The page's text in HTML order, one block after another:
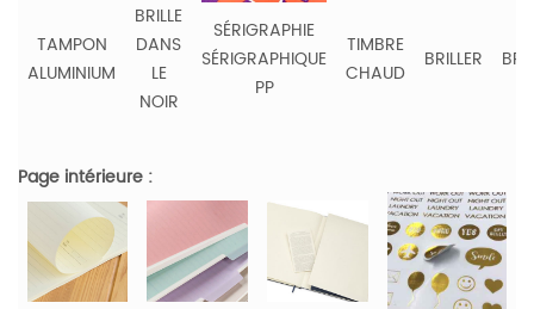
TAMPON
ALUMINIUM
BRILLE
DANS
LE
NOIR
SÉRIGRAPHIE
SÉRIGRAPHIQUE
PP
TIMBRE
CHAUD
BRILLER
Page intérieure :